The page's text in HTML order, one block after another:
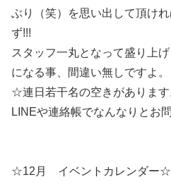
ぶり（笑）を思い出して頂け
ず!!!
スタッフ一丸となって盛り上
になる事、間違い無しですよ。
☆連日若干名の空きがありま
LINEや連絡帳でなんなりとお
☆12月 イベントカレンダー☆